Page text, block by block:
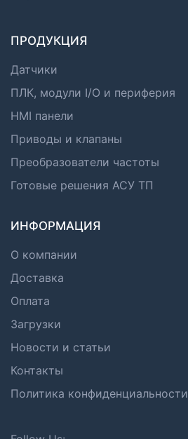
ПРОДУКЦИЯ
Датчики
ПЛК, модули I/O и периферия
HMI панели
Приводы и клапаны
Преобразователи частоты
Готовые решения АСУ ТП
ИНФОРМАЦИЯ
О компании
Доставка
Оплата
Загрузки
Новости и статьи
Контакты
Политика конфиденциальности